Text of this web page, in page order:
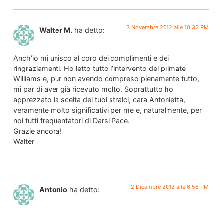
Walter M. ha detto: 3 Novembre 2012 alle 10:32 PM
Anch’io mi unisco al coro dei complimenti e dei
ringraziamenti. Ho letto tutto l’intervento del primate
Williams e, pur non avendo compreso pienamente tutto,
mi par di aver già ricevuto molto. Soprattutto ho
apprezzato la scelta dei tuoi stralci, cara Antonietta,
veramente molto significativi per me e, naturalmente, per
noi tutti frequentatori di Darsi Pace.
Grazie ancora!
Walter
Antonio ha detto: 2 Dicembre 2012 alle 6:56 PM